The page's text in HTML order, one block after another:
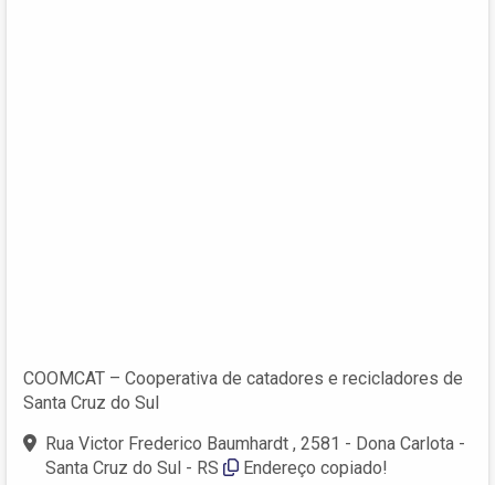
COOMCAT – Cooperativa de catadores e recicladores de
Santa Cruz do Sul
Rua Victor Frederico Baumhardt , 2581 - Dona Carlota -
Santa Cruz do Sul - RS
Endereço copiado!